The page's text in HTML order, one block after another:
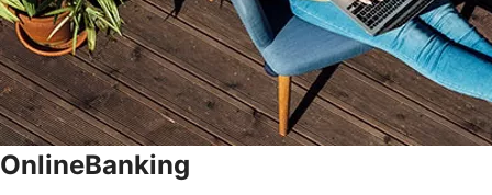
OnlineBanking